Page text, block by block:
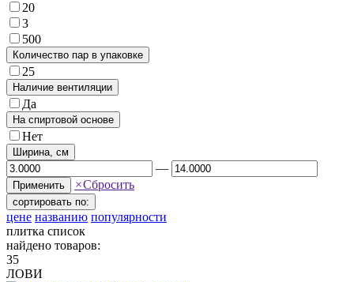
20
3
500
Количество пар в упаковке
25
Наличие вентиляции
Да
На спиртовой основе
Нет
Ширина, см
—
Применить ×Сбросить
сортировать по:
цене названию популярности
плитка список
найдено товаров:
35
ЛОВИ